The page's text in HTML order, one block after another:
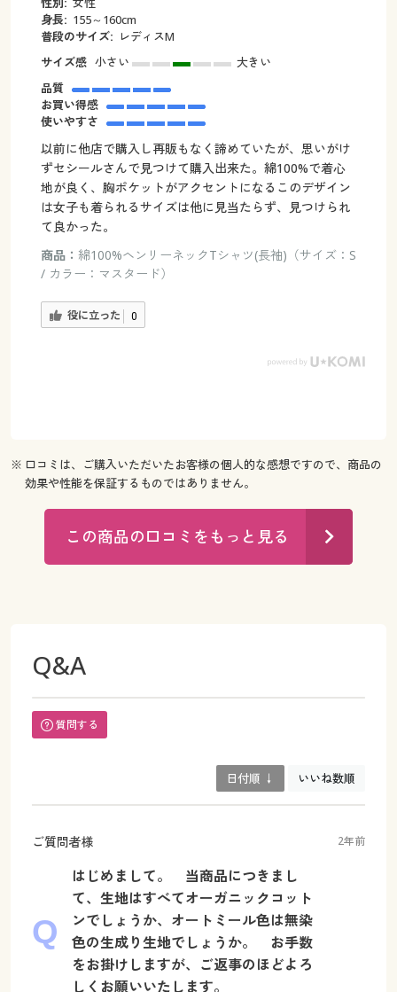
身長: 155～160cm
普段のサイズ: レディスM
サイズ感 小さい
大きい
品質
お買い得感
使いやすさ
以前に他店で購入し再販もなく諦めていたが、思いがけ
ずセシールさんで見つけて購入出来た。綿100%で着心
地が良く、胸ポケットがアクセントになるこのデザイン
は女子も着られるサイズは他に見当たらず、見つけられ
て良かった。
商品： 綿100%ヘンリーネックTシャツ(長袖)（サイズ：S
/ カラー：マスタード）
役に立った 0
※ 口コミは、ご購入いただいたお客様の個人的な感想ですので、商品の
効果や性能を保証するものではありません。
この商品の口コミをもっと見る
Q&A
質問する
日付順 ↓ いいね数順
ご質問者様 2年前
はじめまして。 当商品につきまし
て、生地はすべてオーガニックコット
ンでしょうか、オートミール色は無染
色の生成り生地でしょうか。 お手数
をお掛けしますが、ご返事のほどよろ
しくお願いいたします。